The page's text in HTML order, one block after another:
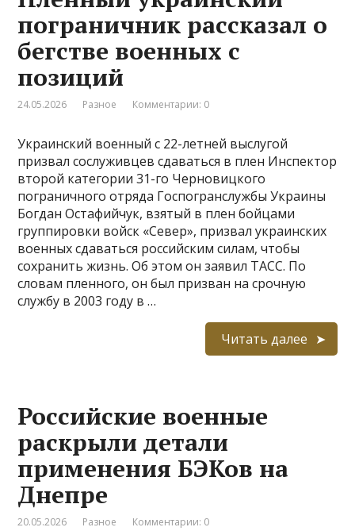
пограничник рассказал о
бегстве военных с
позиций
24.05.2026 Разное Комментарии: 0
Украинский военный с 22-летней выслугой
призвал сослуживцев сдаваться в плен Инспектор
второй категории 31-го Черновицкого
пограничного отряда Госпогранслужбы Украины
Богдан Остафийчук, взятый в плен бойцами
группировки войск «Север», призвал украинских
военных сдаваться российским силам, чтобы
сохранить жизнь. Об этом он заявил ТАСС. По
словам пленного, он был призван на срочную
службу в 2003 году в …
Читать далее
Российские военные
раскрыли детали
применения БЭКов на
Днепре
20.05.2026 Разное Комментарии: 0